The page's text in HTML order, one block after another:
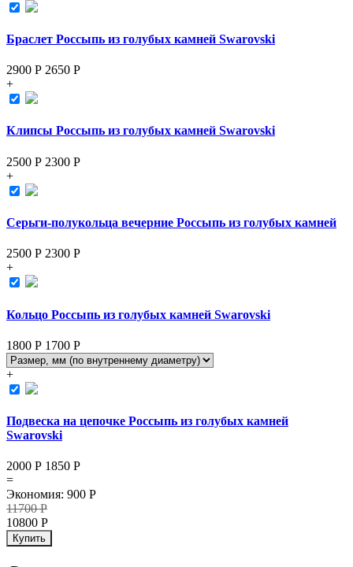
Браслет Россыпь из голубых камней Swarovski
2900 Р 2650 Р
+
Клипсы Россыпь из голубых камней Swarovski
2500 Р 2300 Р
+
Серьги-полукольца вечерние Россыпь из голубых камней
2500 Р 2300 Р
+
Кольцо Россыпь из голубых камней Swarovski
1800 Р 1700 Р
+
Подвеска на цепочке Россыпь из голубых камней
Swarovski
2000 Р 1850 Р
=
Экономия: 900 Р
11700Р
10800 Р
Купить